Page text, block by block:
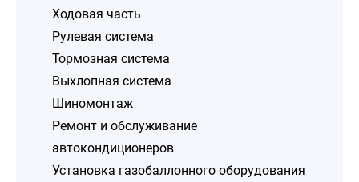
Ходовая часть
Рулевая система
Тормозная система
Выхлопная система
Шиномонтаж
Ремонт и обслуживание
автокондиционеров
Установка газобаллонного оборудования